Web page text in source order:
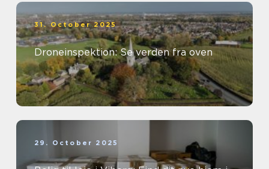
31. October 2025
Droneinspektion: Se verden fra oven
29. October 2025